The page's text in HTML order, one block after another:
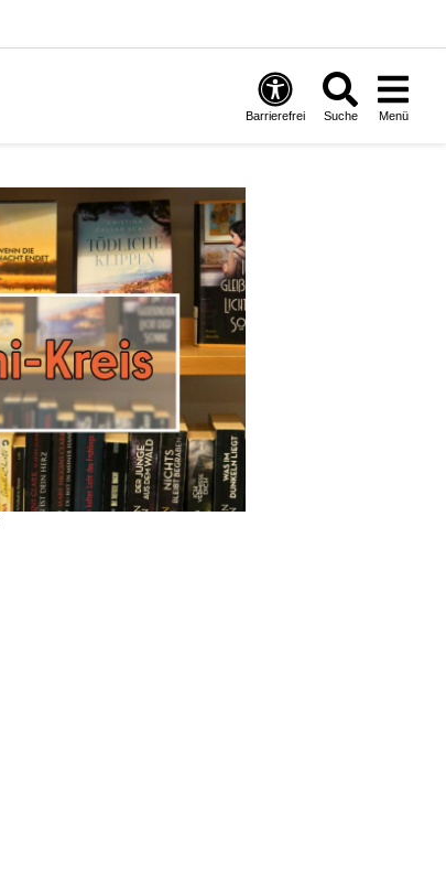
Barrierefrei Suche Menü